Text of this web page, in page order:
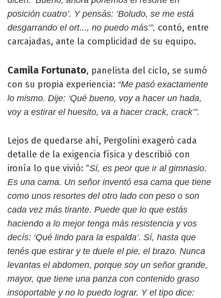
posición cuatro’. Y pensás: ‘Boludo, se me está
desgarrando el ort..., no puedo más’”, contó, entre
carcajadas, ante la complicidad de su equipo.
Camila Fortunato, panelista del ciclo, se sumó
con su propia experiencia: “Me pasó exactamente
lo mismo. Dije: ‘Qué bueno, voy a hacer un hada,
voy a estirar el huesito, va a hacer crack, crack’”.
Lejos de quedarse ahí, Pergolini exageró cada
detalle de la exigencia física y describió con
ironía lo que vivió: “Sí, es peor que ir al gimnasio.
Es una cama. Un señor inventó esa cama que tiene
como unos resortes del otro lado con peso o son
cada vez más tirante. Puede que lo que estás
haciendo a lo mejor tenga más resistencia y vos
decís: ‘Qué lindo para la espalda’. Sí, hasta que
tenés que estirar y te duele el pie, el brazo. Nunca
levantas el abdomen, porque soy un señor grande,
mayor, que tiene una panza con contenido graso
insoportable y no lo puedo lograr. Y el tipo dice: